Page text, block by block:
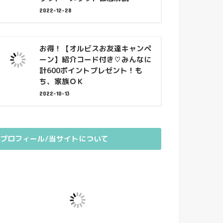
2022-12-28
お得！【オルビスお友達キャンペ
ーン】紹介コード付き♡みんなに
計600ポイントプレゼント！も
ち、家族ＯＫ
2022-10-13
プロフィール/当サイトについて